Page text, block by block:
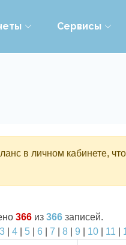
Сервисы
в личном кабинете,
366 из 366 записей.
3| 4| 5| 6 7 8| 9 10| 11